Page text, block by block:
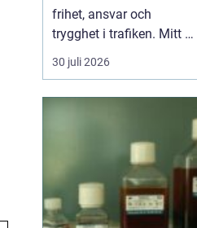
frihet, ansvar och
trygghet i trafiken. Mitt i
allt detta finns
riskutbildning, som
tanke: att ge blivande
förare en realistisk bild
av r...
30 juli 2026